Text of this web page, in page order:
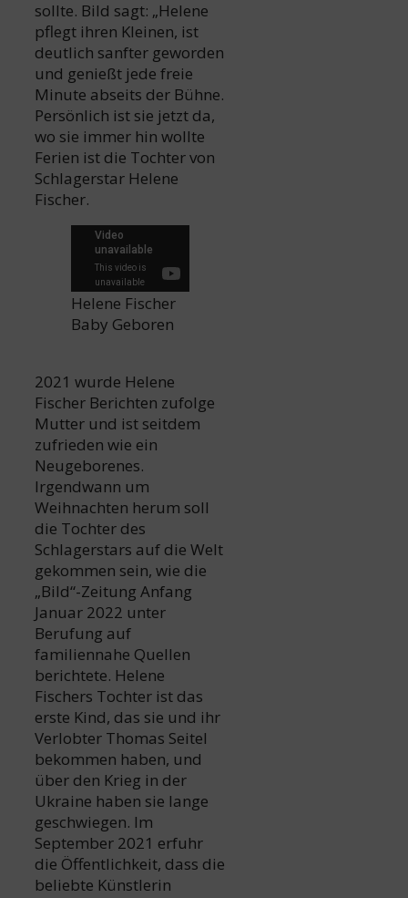
sollte. Bild sagt: „Helene
pflegt ihren Kleinen, ist
deutlich sanfter geworden
und genießt jede freie
Minute abseits der Bühne.
Persönlich ist sie jetzt da,
wo sie immer hin wollte
Ferien ist die Tochter von
Schlagerstar Helene
Fischer.
Helene Fischer
Baby Geboren
2021 wurde Helene
Fischer Berichten zufolge
Mutter und ist seitdem
zufrieden wie ein
Neugeborenes.
Irgendwann um
Weihnachten herum soll
die Tochter des
Schlagerstars auf die Welt
gekommen sein, wie die
„Bild“-Zeitung Anfang
Januar 2022 unter
Berufung auf
familiennahe Quellen
berichtete. Helene
Fischers Tochter ist das
erste Kind, das sie und ihr
Verlobter Thomas Seitel
bekommen haben, und
über den Krieg in der
Ukraine haben sie lange
geschwiegen. Im
September 2021 erfuhr
die Öffentlichkeit, dass die
beliebte Künstlerin